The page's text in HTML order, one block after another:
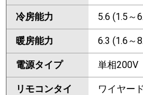
冷房能力 5.6 (1.5～
暖房能力 6.3 (1.6～
電源タイプ 単相200V
リモコンタイ
ワイヤー